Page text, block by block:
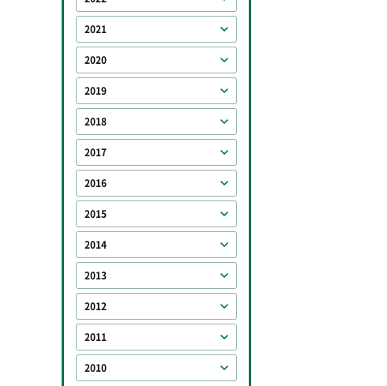
2021
2020
2019
2018
2017
2016
2015
2014
2013
2012
2011
2010